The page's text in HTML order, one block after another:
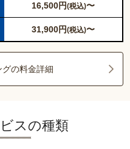
16,500円(税込)〜
31,900円(税込)〜
の料金詳細
スの種類